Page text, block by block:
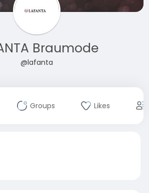
Braumode
@lafanta
Groups Likes